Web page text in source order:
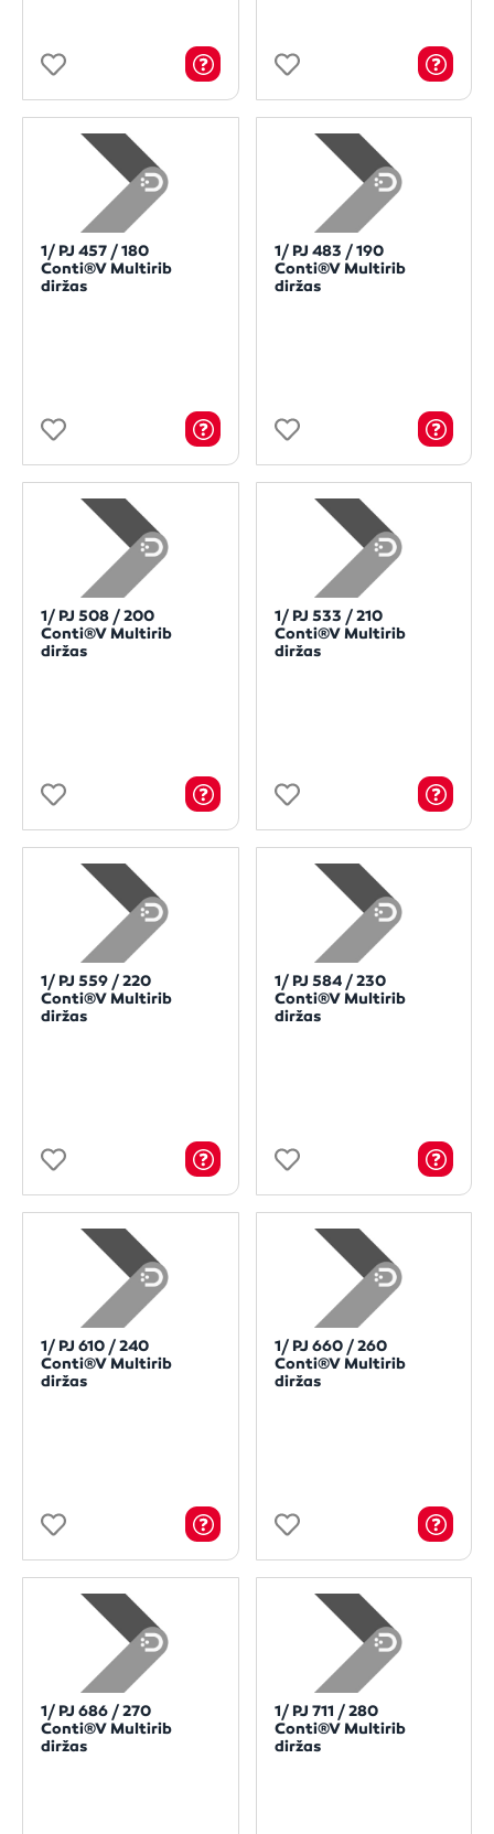
1/ PJ 457 / 180
Conti®V Multirib
diržas
1/ PJ 483 / 190
Conti®V Multirib
diržas
1/ PJ 508 / 200
Conti®V Multirib
diržas
1/ PJ 533 / 210
Conti®V Multirib
diržas
1/ PJ 559 / 220
Conti®V Multirib
diržas
1/ PJ 584 / 230
Conti®V Multirib
diržas
1/ PJ 610 / 240
Conti®V Multirib
diržas
1/ PJ 660 / 260
Conti®V Multirib
diržas
1/ PJ 686 / 270
Conti®V Multirib
diržas
1/ PJ 711 / 280
Conti®V Multirib
diržas